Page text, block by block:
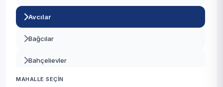
Avcılar
Bağcılar
Bahçelievler
Bakırköy
MAHALLE SEÇIN